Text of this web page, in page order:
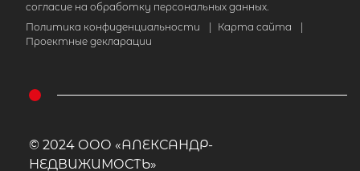
согласие на обработку персональных данных.
Политика конфиденциальности
Карта сайта
Проектные декларации
© 2024 ООО «АЛЕКСАНДР-
НЕДВИЖИМОСТЬ»